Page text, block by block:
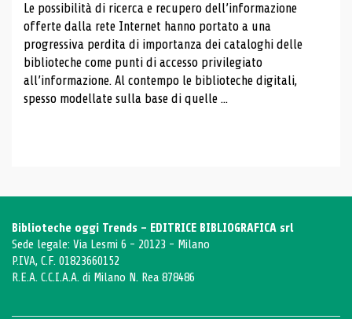
Le possibilità di ricerca e recupero dell’informazione
offerte dalla rete Internet hanno portato a una
progressiva perdita di importanza dei cataloghi delle
biblioteche come punti di accesso privilegiato
all’informazione. Al contempo le biblioteche digitali,
spesso modellate sulla base di quelle ...
Biblioteche oggi Trends - EDITRICE BIBLIOGRAFICA srl
Sede legale: Via Lesmi 6 - 20123 - Milano
P.IVA, C.F. 01823660152
R.E.A. C.C.I.A.A. di Milano N. Rea 878486